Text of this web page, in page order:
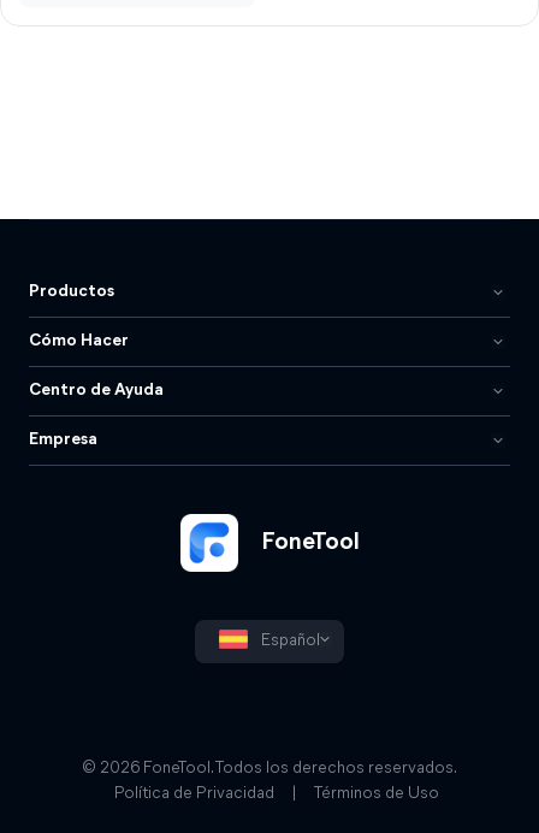
FoneTool
Español
Productos
Cómo Hacer
Centro de Ayuda
Empresa
© 2026 FoneTool. Todos los derechos reservados.
Política de Privacidad
Términos de Uso